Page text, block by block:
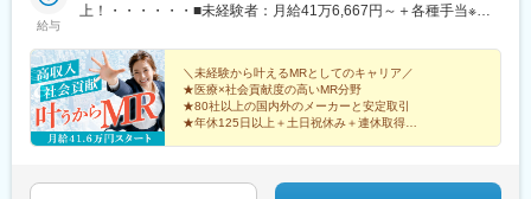
近畿：大阪・京都・滋賀・奈良・和歌山・兵庫（8）中国：岡山・
（10）九州：福岡・大分・宮崎・鹿児島・熊本・佐賀・長崎・沖
縄※勤務地限定～全国転勤（規定あり）の選択可能※配属エリアは
希望を考慮して決定いたします。希望範囲外への転勤はありませ
ん。※変更の範囲：会社の定める事業所（リモートワーク含む）
給与
上！・・・・・・■未経験者：月給41万6,667円～＋各種手当※上
過分は別途全額支給いたします。◎手当を含めれば初年度から年
収600万円以上も可能！・・・・・・■経験者：月給60万円～75万
円＋各種手当※上記には固定残業代（11万760円～／30時間分）を
含みます。※超過分は別途全額支給いたします。＜年収例＞◎初年
度年収は700万円以上！◎最大年収900万円以上も目指せる
万円／42歳（入社4年） 920万円／45歳（入社6年） ※諸手当含む
＼未経験から叶えるMRとしてのキャリア／
★医療×社会貢献度の高いMR分野
★80社以上の国内外のメーカーと安定取引
★年休125日以上＋土日祝休み＋連休取得OK